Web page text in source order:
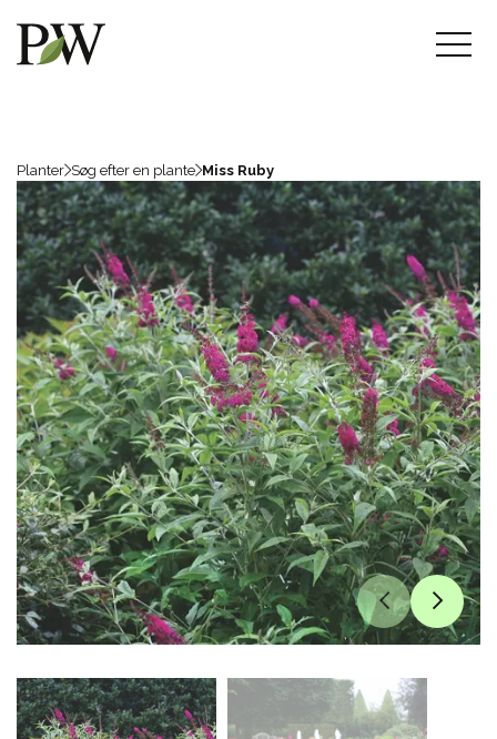
Planter Søg efter en plante Miss Ruby